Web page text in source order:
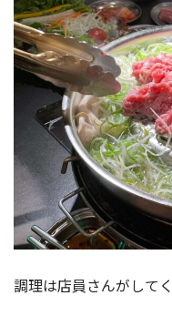
調理は店員さんがして